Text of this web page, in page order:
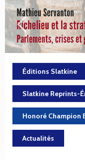
Éditions Slatkine
Slatkine Reprints-
Honoré Champion
Actualités